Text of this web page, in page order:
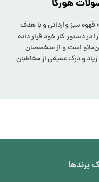
هورکا
قهوه سبز وارداتی و با هدف
دستور ‌کار خود قرار داده
است و از متخصصان
و درک عمیقی از مخاطبان
برند‌ها